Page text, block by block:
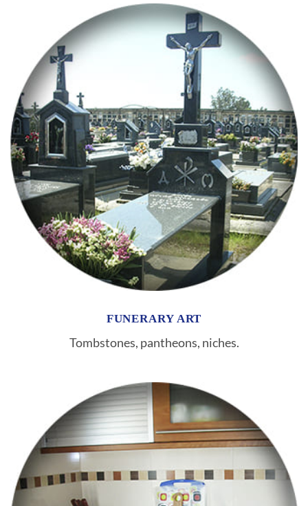
FUNERARY ART
Tombstones, pantheons, niches.